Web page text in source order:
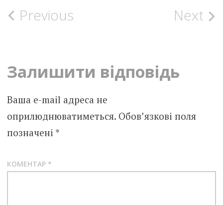
Post
Previous Next
Залишити відповідь
Ваша e-mail адреса не
оприлюднюватиметься. Обов’язкові поля
позначені *
КОМЕНТАР *